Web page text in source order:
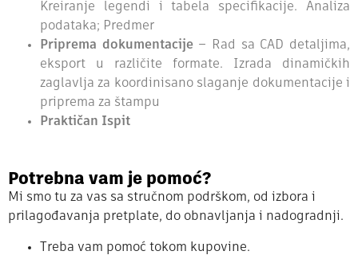
Kreiranje legendi i tabela specifikacije. Analiza
podataka; Predmer
Priprema dokumentacije– Rad sa CAD detaljima,
eksport u različite formate. Izrada dinamičkih
zaglavlja za koordinisano slaganje dokumentacije i
priprema za štampu
Praktičan Ispit
Potrebna vam je pomoć?
Mi smo tu za vas sa stručnom podrškom, od izbora i
prilagođavanja pretplate, do obnavljanja i nadogradnji.
Treba vam pomoć tokom kupovine.